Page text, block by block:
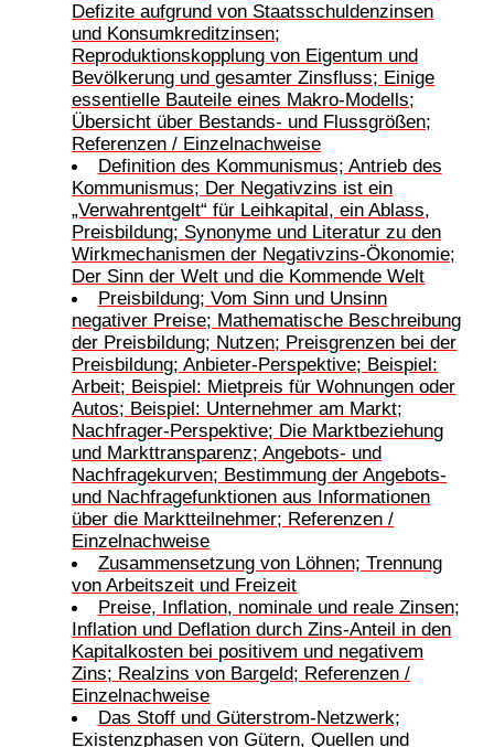
Defizite aufgrund von Staatsschuldenzinsen
und Konsumkreditzinsen;
Reproduktionskopplung von Eigentum und
Bevölkerung und gesamter Zinsfluss; Einige
essentielle Bauteile eines Makro-Modells;
Übersicht über Bestands- und Flussgrößen;
Referenzen / Einzelnachweise
Definition des Kommunismus; Antrieb des
Kommunismus; Der Negativzins ist ein
„Verwahrentgelt“ für Leihkapital, ein Ablass,
Preisbildung; Synonyme und Literatur zu den
Wirkmechanismen der Negativzins-Ökonomie;
Der Sinn der Welt und die Kommende Welt
Preisbildung; Vom Sinn und Unsinn
negativer Preise; Mathematische Beschreibung
der Preisbildung; Nutzen; Preisgrenzen bei der
Preisbildung; Anbieter-Perspektive; Beispiel:
Arbeit; Beispiel: Mietpreis für Wohnungen oder
Autos; Beispiel: Unternehmer am Markt;
Nachfrager-Perspektive; Die Marktbeziehung
und Markttransparenz; Angebots- und
Nachfragekurven; Bestimmung der Angebots-
und Nachfragefunktionen aus Informationen
über die Marktteilnehmer; Referenzen /
Einzelnachweise
Zusammensetzung von Löhnen; Trennung
von Arbeitszeit und Freizeit
Preise, Inflation, nominale und reale Zinsen;
Inflation und Deflation durch Zins-Anteil in den
Kapitalkosten bei positivem und negativem
Zins; Realzins von Bargeld; Referenzen /
Einzelnachweise
Das Stoff und Güterstrom-Netzwerk;
Existenzphasen von Gütern, Quellen und